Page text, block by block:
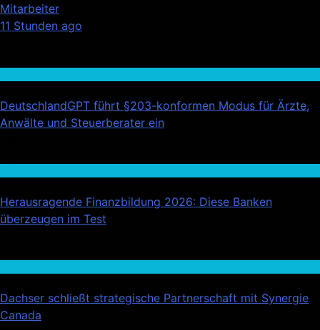
Mitarbeiter
11 Stunden ago
DeutschlandGPT führt §203-konformen Modus für Ärzte,
Anwälte und Steuerberater ein
Herausragende Finanzbildung 2026: Diese Banken
überzeugen im Test
Dachser schließt strategische Partnerschaft mit Synergie
Canada